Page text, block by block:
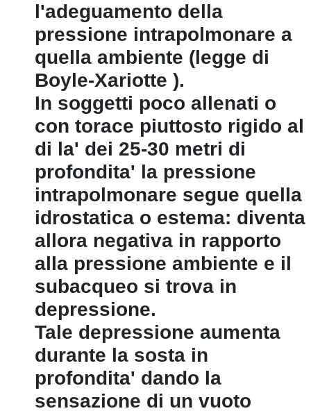
l'adeguamento della
pressione intrapolmonare a
quella ambiente (legge di
Boyle-Xariotte ).
In soggetti poco allenati o
con torace piuttosto rigido al
di la' dei 25-30 metri di
profondita' la pressione
intrapolmonare segue quella
idrostatica o estema: diventa
allora negativa in rapporto
alla pressione ambiente e il
subacqueo si trova in
depressione.
Tale depressione aumenta
durante la sosta in
profondita' dando la
sensazione di un vuoto